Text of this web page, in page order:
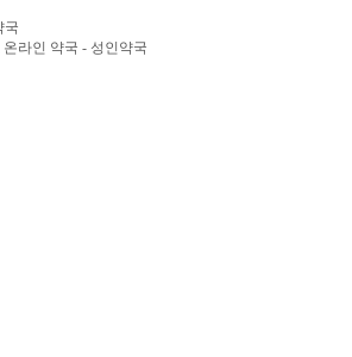
국
라인 약국 - 성인약국